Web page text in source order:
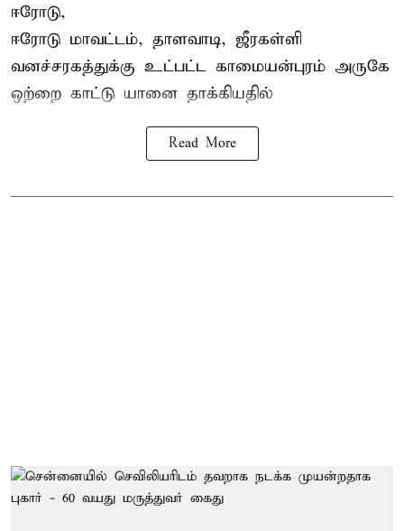
ஈரோடு,
ஈரோடு மாவட்டம், தாளவாடி, ஜீரகள்ளி
வனச்சரகத்துக்கு உட்பட்ட காமையன்புரம் அருகே
ஒற்றை காட்டு யானை தாக்கியதில்
Read More